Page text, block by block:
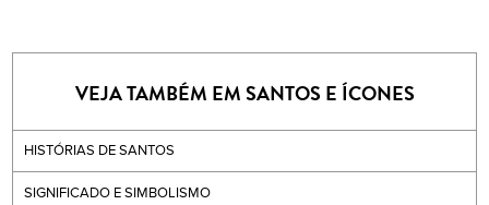
VEJA TAMBÉM EM SANTOS E ÍCONES
HISTÓRIAS DE SANTOS
SIGNIFICADO E SIMBOLISMO